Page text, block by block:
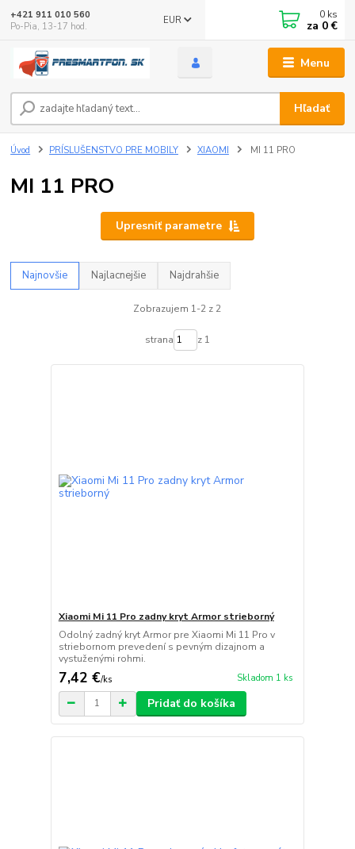
Menu
EUR
Hľadať
+421 911 010 560
Po-Pia, 13-17 hod.
0 ks
za 0 €
Úvod PRÍSLUŠENSTVO PRE MOBILY XIAOMI MI 11 PRO
MI 11 PRO
Upresniť parametre
Najnovšie Najlacnejšie Najdrahšie
Zobrazujem 1-2 z 2
strana z 1
Xiaomi Mi 11 Pro zadny kryt Armor strieborný
Odolný zadný kryt Armor pre Xiaomi Mi 11 Pro v
striebornom prevedení s pevným dizajnom a
vystuženými rohmi.
7,42 €/ks Skladom 1 ks
Pridať do košíka